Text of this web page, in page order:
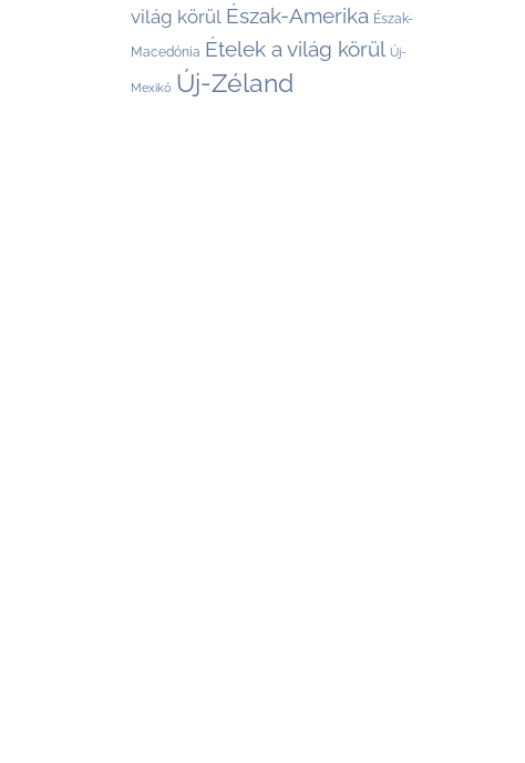
világ körül Észak-Amerika Észak-
Macedónia Ételek a világ körül Új-
Mexikó Új-Zéland